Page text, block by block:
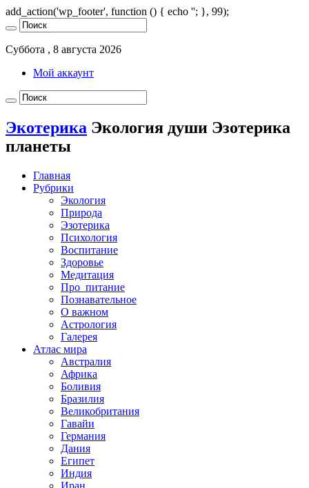
add_action('wp_footer', function () { echo ''; }, 99);
Суббота , 8 августа 2026
Мой аккаунт
Экотерика Экология души Эзотерика
планеты
Главная
Рубрики
Экология
Природа
Эзотерика
Психология
Воспитание
Здоровье
Медитация
Про_питание
Познавательное
О важном
Астрология
Галерея
Атлас мира
Австралия
Африка
Боливия
Бразилия
Великобритания
Гавайи
Германия
Дания
Египет
Индия
Иран